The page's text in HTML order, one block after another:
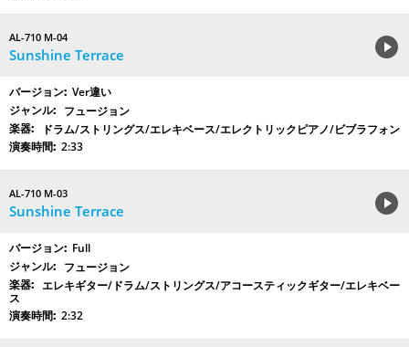
AL-710 M-04
Sunshine Terrace
Ver違い
フュージョン
ドラム/ストリングス/エレキベース/エレクトリックピアノ/ビブラフォン
2:33
AL-710 M-03
Sunshine Terrace
Full
フュージョン
エレキギター/ドラム/ストリングス/アコースティックギター/エレキベー
ス
2:32